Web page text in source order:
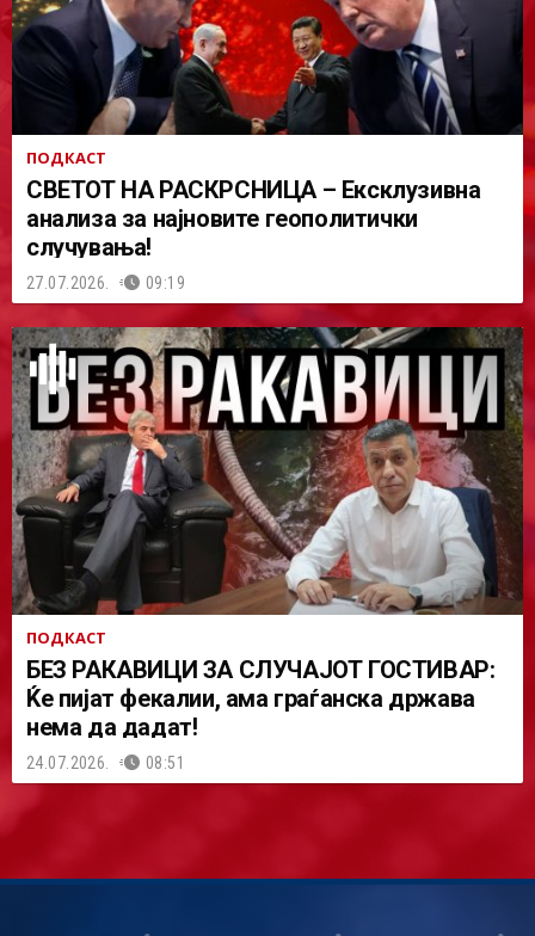
ПОДКАСТ
СВЕТОТ НА РАСКРСНИЦА – Ексклузивна
анализа за најновите геополитички
случувања!
27.07.2026. 09:19
ПОДКАСТ
БЕЗ РАКАВИЦИ ЗА СЛУЧАЈОТ ГОСТИВАР:
Ќе пијат фекалии, ама граѓанска држава
нема да дадат!
24.07.2026. 08:51